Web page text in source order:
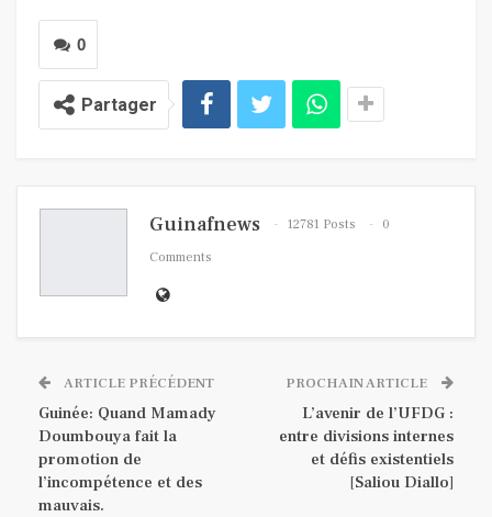
0
Partager
Guinafnews 12781 Posts
0
Comments
ARTICLE PRÉCÉDENT
Guinée: Quand Mamady
Doumbouya fait la
promotion de
l’incompétence et des
mauvais.
PROCHAIN ARTICLE
L’avenir de l’UFDG :
entre divisions internes
et défis existentiels
[Saliou Diallo]